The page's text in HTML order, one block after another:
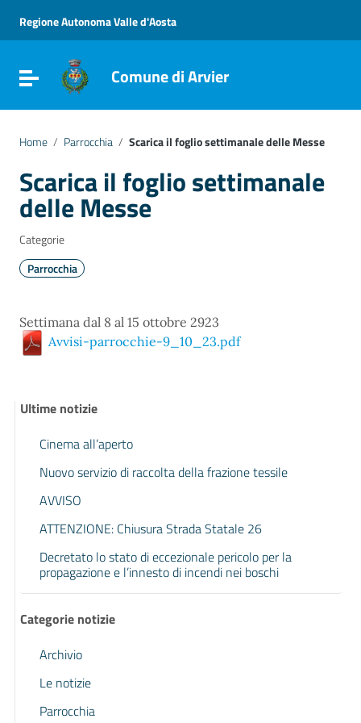
Vai al menu di navigazione
Vai al footer
Regione Autonoma Valle d'Aosta
Attiva / disattiva la navigazione
Comune di Arvier
Home / Parrocchia / Scarica il foglio settimanale delle Messe
Scarica il foglio settimanale
delle Messe
Categorie
Parrocchia
Settimana dal 8 al 15 ottobre 2923
Avvisi-parrocchie-9_10_23.pdf
Ultime notizie
Cinema all’aperto
Nuovo servizio di raccolta della frazione tessile
AVVISO
ATTENZIONE: Chiusura Strada Statale 26
Decretato lo stato di eccezionale pericolo per la
propagazione e l’innesto di incendi nei boschi
Categorie notizie
Archivio
Le notizie
Parrocchia